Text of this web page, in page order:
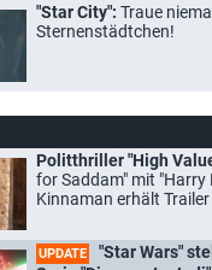
"Star City": Traue
Sternenstädtchen!
Politthriller "High
for Saddam" mit "Harry
Kinnaman erhält
UPDATE
"Star Wars"